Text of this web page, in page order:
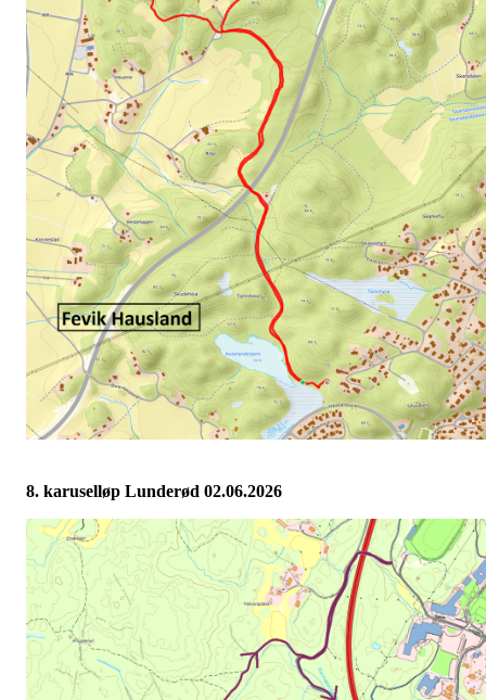
8. karuselløp Lunderød 02.06.2026